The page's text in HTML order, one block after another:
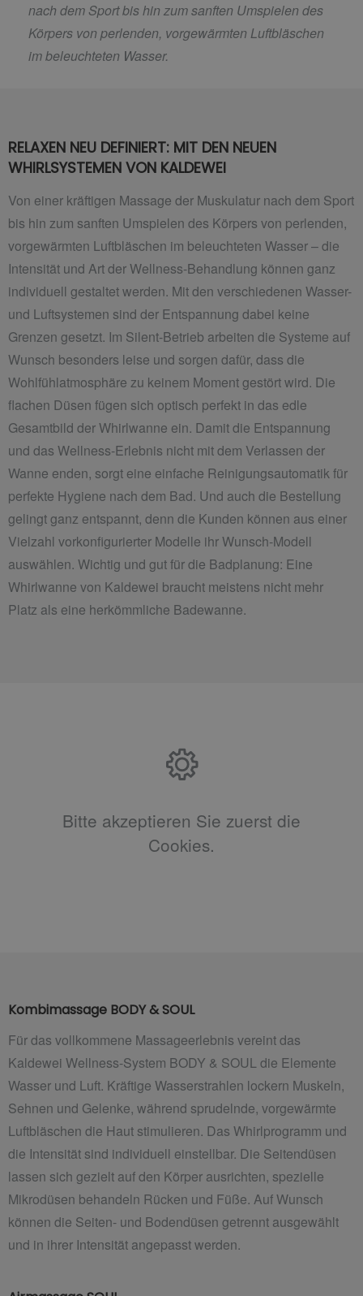
nach dem Sport bis hin zum sanften Umspielen des
Körpers von perlenden, vorgewärmten Luftbläschen
im beleuchteten Wasser.
RELAXEN NEU DEFINIERT: MIT DEN NEUEN
WHIRLSYSTEMEN VON KALDEWEI
Von einer kräftigen Massage der Muskulatur nach dem Sport
bis hin zum sanften Umspielen des Körpers von perlenden,
vorgewärmten Luftbläschen im beleuchteten Wasser – die
Intensität und Art der Wellness-Behandlung können ganz
individuell gestaltet werden. Mit den verschiedenen Wasser-
und Luftsystemen sind der Entspannung dabei keine
Grenzen gesetzt. Im Silent-Betrieb arbeiten die Systeme auf
Wunsch besonders leise und sorgen dafür, dass die
Wohlfühlatmosphäre zu keinem Moment gestört wird. Die
flachen Düsen fügen sich optisch perfekt in das edle
Gesamtbild der Whirlwanne ein. Damit die Entspannung
und das Wellness-Erlebnis nicht mit dem Verlassen der
Wanne enden, sorgt eine einfache Reinigungsautomatik für
perfekte Hygiene nach dem Bad. Und auch die Bestellung
gelingt ganz entspannt, denn die Kunden können aus einer
Vielzahl vorkonfigurierter Modelle ihr Wunsch-Modell
auswählen. Wichtig und gut für die Badplanung: Eine
Whirlwanne von Kaldewei braucht meistens nicht mehr
Platz als eine herkömmliche Badewanne.
Bitte akzeptieren Sie zuerst die
Cookies.
Kombimassage BODY & SOUL
Für das vollkommene Massageerlebnis vereint das
Kaldewei Wellness-System BODY & SOUL die Elemente
Wasser und Luft. Kräftige Wasserstrahlen lockern Muskeln,
Sehnen und Gelenke, während sprudelnde, vorgewärmte
Luftbläschen die Haut stimulieren. Das Whirlprogramm und
die Intensität sind individuell einstellbar. Die Seitendüsen
lassen sich gezielt auf den Körper ausrichten, spezielle
Mikrodüsen behandeln Rücken und Füße. AufWunsch
können die Seiten- und Bodendüsen getrennt ausgewählt
und in ihrer Intensität angepasst werden.